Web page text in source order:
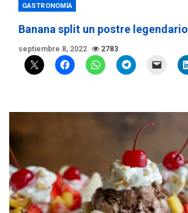
GASTRONOMÍA
Banana split un postre legendario
septiembre 8, 2022 2783